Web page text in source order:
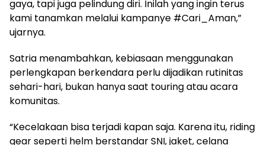
gaya, tapi juga pelindung diri. Inilah yang ingin terus
kami tanamkan melalui kampanye #Cari_Aman,”
ujarnya.
Satria menambahkan, kebiasaan menggunakan
perlengkapan berkendara perlu dijadikan rutinitas
sehari-hari, bukan hanya saat touring atau acara
komunitas.
“Kecelakaan bisa terjadi kapan saja. Karena itu, riding
gear seperti helm berstandar SNI, jaket, celana